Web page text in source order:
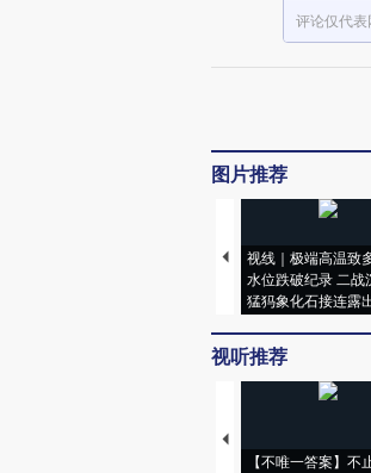
评论仅代
图片推荐
视线｜极端高温致
水位跌破纪录 二战
猛犸象化石接连露
视听推荐
【不唯一答案】不